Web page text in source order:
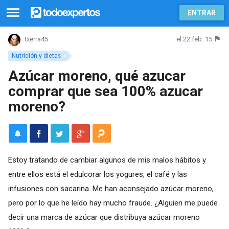
ENTRAR
Nutrición y dietas
txerra45 el 22 feb. 15
Azúcar moreno, qué azucar
comprar que sea 100% azucar
moreno?
Estoy tratando de cambiar algunos de mis malos hábitos y
entre ellos está el edulcorar los yogures, el café y las
infusiones con sacarina. Me han aconsejado azúcar moreno,
pero por lo que he leído hay mucho fraude. ¿Alguien me puede
decir una marca de azúcar que distribuya azúcar moreno